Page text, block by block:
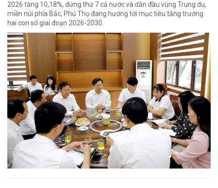
2026 tăng 10,18%, đứng thứ 7 cả nước và dẫn đầu vùng Trung du,
miền núi phía Bắc, Phú Thọ đang hướng tới mục tiêu tăng trưởng
hai con số giai đoạn 2026-2030.